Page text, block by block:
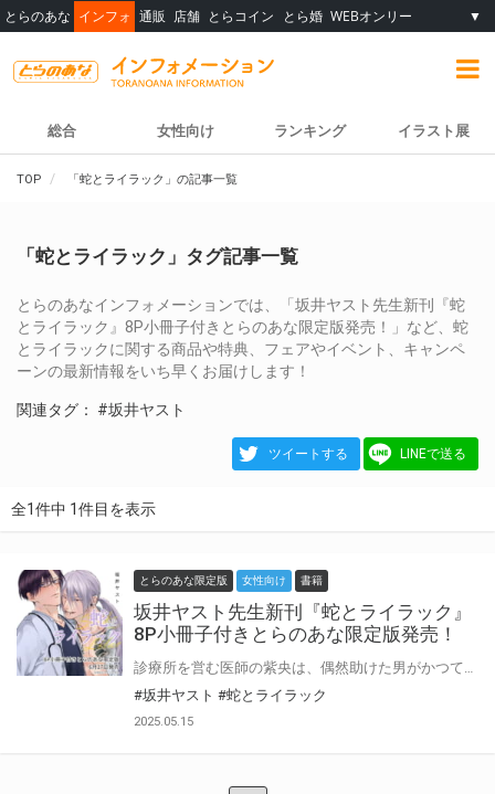
とらのあな インフォ 通販 店舗 とらコイン とら婚 WEBオンリー ▼
総合 女性向け ランキング イラスト展
TOP 「蛇とライラック」の記事一覧
「蛇とライラック」タグ記事一覧
とらのあなインフォメーションでは、「坂井ヤスト先生新刊『蛇
とライラック』8P小冊子付きとらのあな限定版発売！」など、蛇
とライラックに関する商品や特典、フェアやイベント、キャンペ
ーンの最新情報をいち早くお届けします！
関連タグ： #坂井ヤスト
ツイートする LINEで送る
全1件中 1件目を表示
とらのあな限定版 女性向け 書籍
坂井ヤスト先生新刊『蛇とライラック』
8P小冊子付きとらのあな限定版発売！
#坂井ヤスト #蛇とライラック
2025.05.15